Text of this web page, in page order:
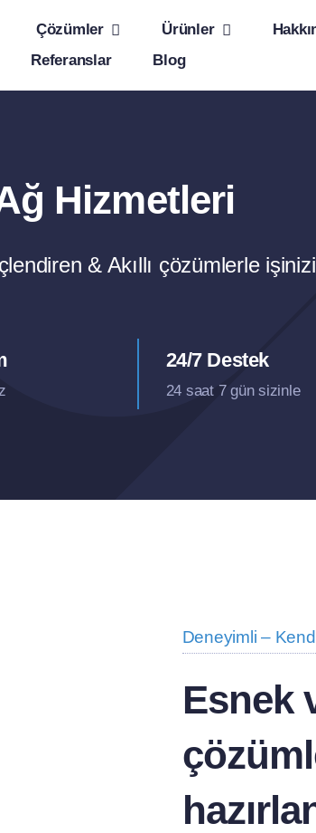
Çözümler Ürünler
Referanslar
Blog
Hizmetleri
& Akıllı çözümlerle
24/7 Destek
24 saat 7 gün sizinle
Deneyimli –
Esnek